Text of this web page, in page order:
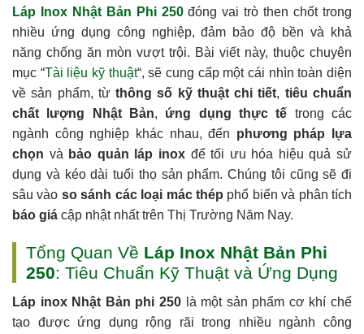
Láp Inox Nhật Bản Phi 250đóng vai trò then chốt trong
nhiều ứng dụng công nghiệp, đảm bảo độ bền và khả
năng chống ăn mòn vượt trội. Bài viết này, thuộc chuyên
mục “Tài liệu kỹ thuật“, sẽ cung cấp một cái nhìn toàn diện
về sản phẩm, từthông số kỹ thuật chi tiết, tiêu chuẩn
chất lượng Nhật Bản, ứng dụng thực tế trong các
ngành công nghiệp khác nhau, đến phương pháp lựa
chọn và bảo quản láp inoxđể tối ưu hóa hiệu quả sử
dụng và kéo dài tuổi thọ sản phẩm. Chúng tôi cũng sẽ đi
sâu vào so sánh các loại mác thép phổ biến và phân tích
báo giá cập nhật nhất trên Thị Trường Năm Nay.
Tổng Quan Về Láp Inox Nhật Bản Phi
250: Tiêu Chuẩn Kỹ Thuật và Ứng Dụng
Láp inox Nhật Bản phi 250là một sản phẩm cơ khí chế
tạo được ứng dụng rộng rãi trong nhiều ngành công